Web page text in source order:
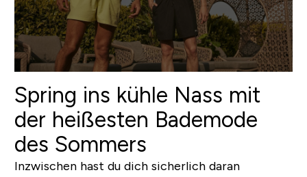
Spring ins kühle Nass mit
der heißesten Bademode
des Sommers
Inzwischen hast du dich sicherlich daran